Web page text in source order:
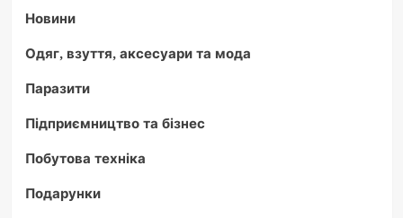
Новини
Одяг, взуття, аксесуари та мода
Паразити
Підприємництво та бізнес
Побутова техніка
Подарунки